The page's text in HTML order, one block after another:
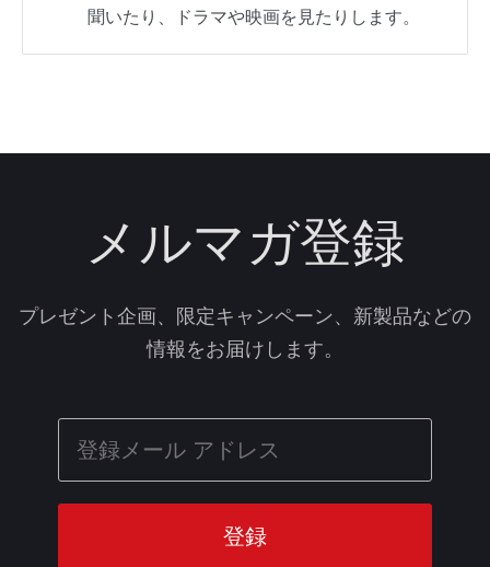
聞いたり、ドラマや映画を見たりします。
メルマガ登録
プレゼント企画、限定キャンペーン、新製品などの
情報をお届けします。